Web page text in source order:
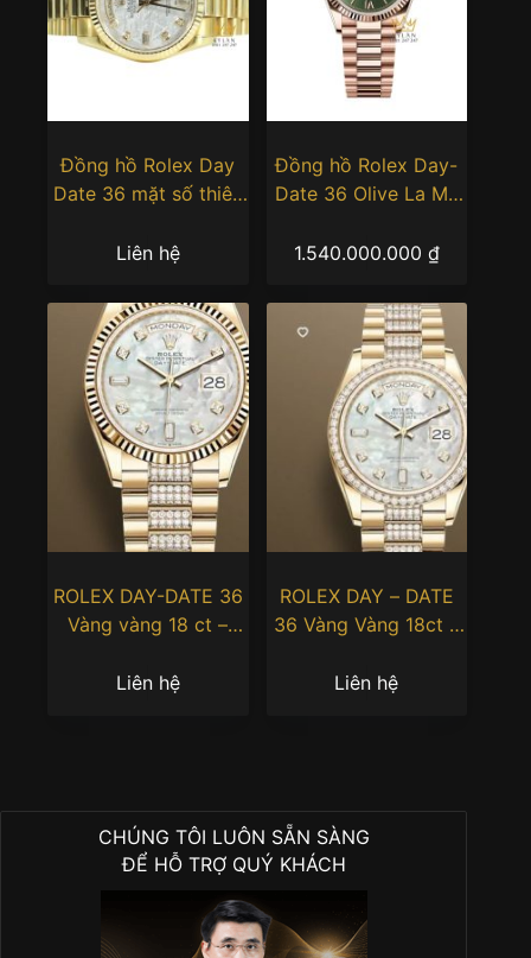
Đồng hồ Rolex Day
Date 36 mặt số thiên
Liên hệ
Đồng hồ Rolex Day-
Date 36 Olive La Mã
1.540.000.000 ₫
ROLEX DAY-DATE 36
Vàng vàng 18 ct –
Liên hệ
ROLEX DAY – DATE
36 Vàng Vàng 18ct –
Liên hệ
CHÚNG TÔI LUÔN SẴN SÀNG
ĐỂ HỖ TRỢ QUÝ KHÁCH